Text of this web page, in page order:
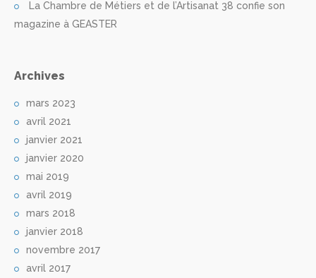
La Chambre de Métiers et de l’Artisanat 38 confie son
magazine à GEASTER
Archives
mars 2023
avril 2021
janvier 2021
janvier 2020
mai 2019
avril 2019
mars 2018
janvier 2018
novembre 2017
avril 2017